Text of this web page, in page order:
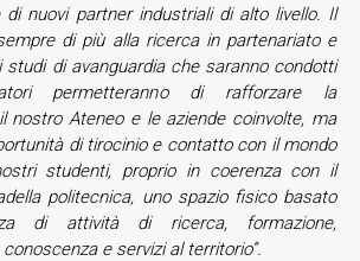
di nuovi partner industriali di alto livello. Il
di più alla ricerca in partenariato e
di avanguardia che saranno condotti
permetteranno di rafforzare la
nostro Ateneo e le aziende coinvolte, ma
di tirocinio e contatto con il mondo
studenti, proprio in coerenza con il
politecnica, uno spazio fisico basato
di attività di ricerca, formazione,
e servizi al territorio”.